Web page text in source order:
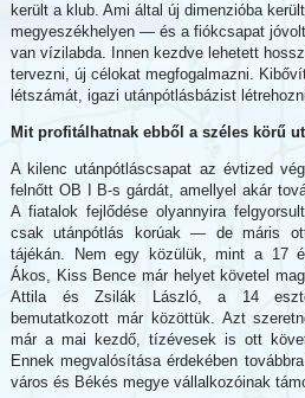
került a klub. Ami által új dimenzióba
megyeszékhelyen — és a fiókcsapat
van vízilabda. Innen kezdve lehetett
tervezni, új célokat megfogalmazni.
létszámát, igazi utánpótlásbázist
Mit profitálhatnak ebből a széles körű
A kilenc utánpótláscsapat az évtized
felnőtt OB I B-s gárdát, amellyel akár
A fiatalok fejlődése olyannyira
csak utánpótlás korúak — de máris
tájékán. Nem egy közülük, mint a 17
Ákos, Kiss Bence már helyet követel
Attila és Zsilák László, a 14
bemutatkozott már közöttük. Azt
már a mai kezdő, tízévesek is ott
Ennek megvalósítása érdekében
város és Békés megye vállalkozóinak